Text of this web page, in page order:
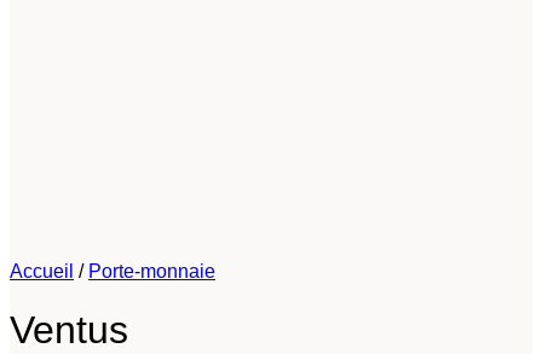
Accueil / Porte-monnaie
Ventus